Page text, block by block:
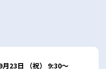
23日 （祝） 9:30～